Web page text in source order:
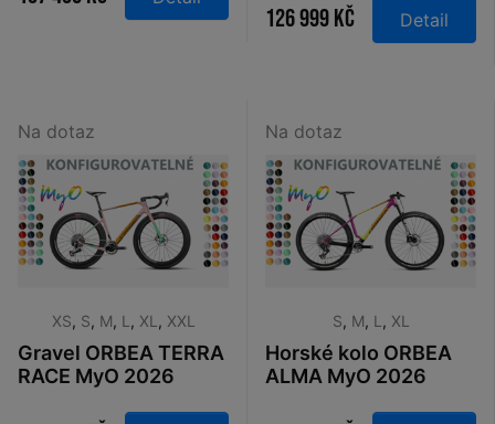
´liquidblue 2026
126 999 Kč Detail
Na dotaz
XS, S, M, L , XL , XXL
Gravel ORBEA TERRA
RACE MyO 2026
Na dotaz
S, M, L , XL
Horské kolo ORBEA
ALMA MyO 2026